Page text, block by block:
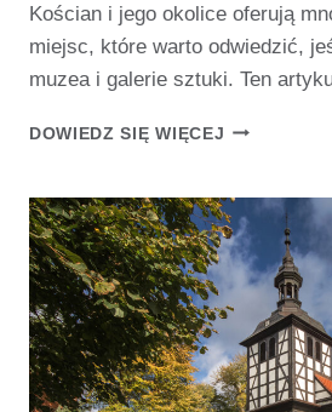
Kościan i jego okolice oferują
miejsc, które warto odwiedzić,
muzea i galerie sztuki. Ten
DOWIEDZ SIĘ WIĘCEJ MUZEA
SZTUKI